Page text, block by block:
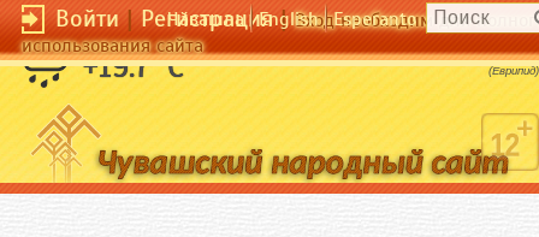
Войти|Регистрация|Вход необходим для
использования сайта
Чӑвашла English Esperanto
+19.7 °C Жизнь наша - борьба.
(Еврипид)